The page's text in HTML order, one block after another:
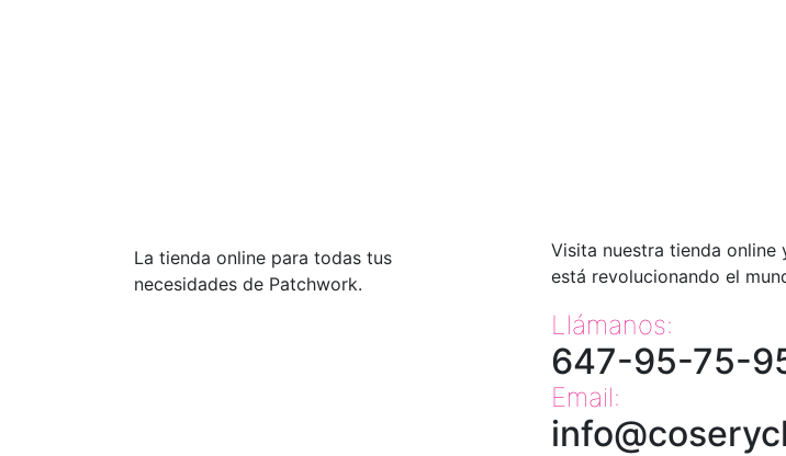
La tienda online para todas tus
necesidades de Patchwork.
Visita nuestra tienda
está revolucionando el
Llámanos:
647-95-75-
Email: